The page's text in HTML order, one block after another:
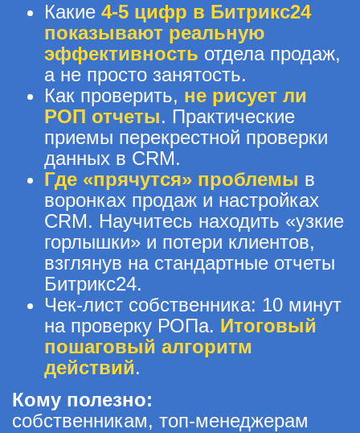
Какие 4-5 цифр в Битрикс24
показывают реальную
эффективность отдела продаж,
а не просто занятость.
Как проверить, не рисует ли
РОП отчеты. Практические
приемы перекрестной проверки
данных в CRM.
Где «прячутся» проблемы в
воронках продаж и настройках
CRM. Научитесь находить «узкие
горлышки» и потери клиентов,
взглянув на стандартные отчеты
Битрикс24.
Чек-лист собственника: 10 минут
на проверку РОПа. Итоговый
пошаговый алгоритм
действий.
Кому полезно:
собственникам, топ-менеджерам